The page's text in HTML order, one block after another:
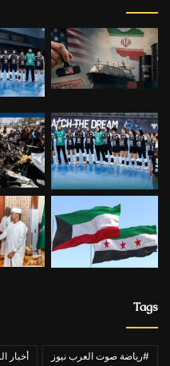
Tags
#رياضة صوت العرب نيوز أخبار